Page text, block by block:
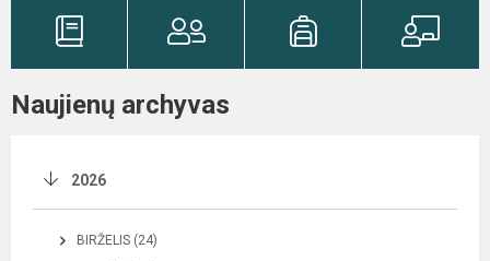
Naujienų archyvas
2026
BIRŽELIS (24)